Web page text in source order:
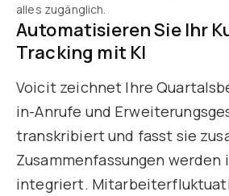
alles zugänglich.
Automatisieren Sie Ihr
Tracking mit KI
Voicit zeichnet Ihre
in-Anrufe und
transkribiert und fasst sie
Zusammenfassungen werden
integriert.